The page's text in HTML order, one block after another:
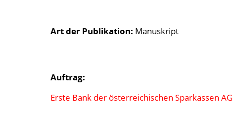
Art der Publikation Manuskript
Auftrag:
Erste Bank der österreichischen Sparkassen AG